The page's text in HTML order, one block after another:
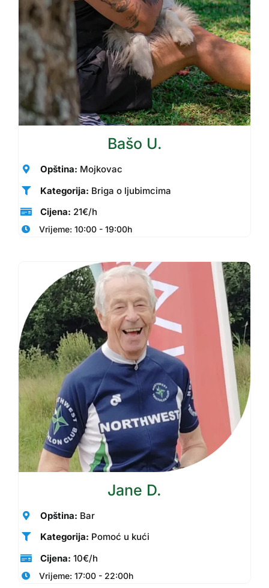
Bašo U.
Opština: Mojkovac
Kategorija: Briga o ljubimcima
Cijena: 21€/h
Vrijeme: 10:00 - 19:00h
Jane D.
Opština: Bar
Kategorija: Pomoć u kući
Cijena: 10€/h
Vrijeme: 17:00 - 22:00h